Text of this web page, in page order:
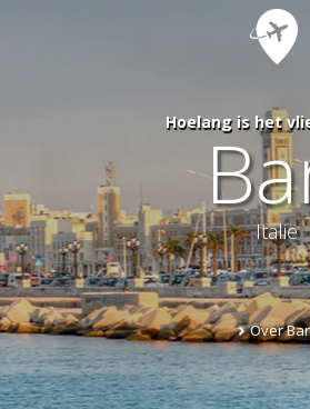
Hoelang is het
Italië
Over